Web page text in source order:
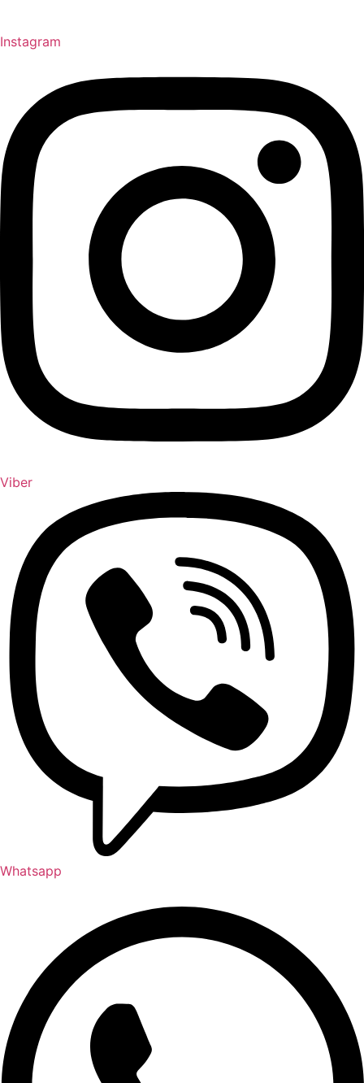
Instagram
Viber
Whatsapp